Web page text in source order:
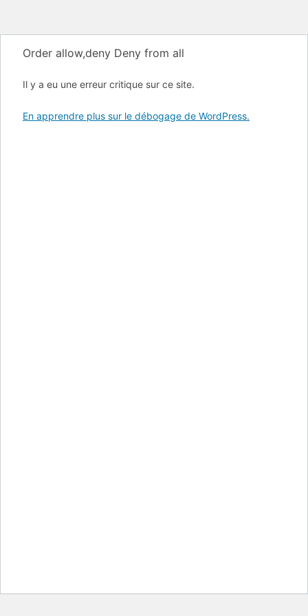
Order allow,deny Deny from all
Il y a eu une erreur critique sur ce site.
En apprendre plus sur le débogage de WordPress.